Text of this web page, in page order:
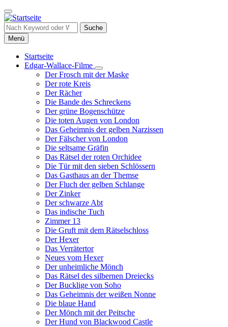
Direkt
zum
Inhalt
Suche
Menü
Hauptnavigation
Startseite
Edgar-Wallace-Filme
Unternavigation
von
Filme
Der Frosch mit der Maske
Der rote Kreis
Der Rächer
Die Bande des Schreckens
Der grüne Bogenschütze
Die toten Augen von London
Das Geheimnis der gelben Narzissen
Der Fälscher von London
Die seltsame Gräfin
Das Rätsel der roten Orchidee
Die Tür mit den sieben Schlössern
Das Gasthaus an der Themse
Der Fluch der gelben Schlange
Der Zinker
Der schwarze Abt
Das indische Tuch
Zimmer 13
Die Gruft mit dem Rätselschloss
Der Hexer
Das Verrätertor
Neues vom Hexer
Der unheimliche Mönch
Das Rätsel des silbernen Dreiecks
Der Bucklige von Soho
Das Geheimnis der weißen Nonne
Die blaue Hand
Der Mönch mit der Peitsche
Der Hund von Blackwood Castle